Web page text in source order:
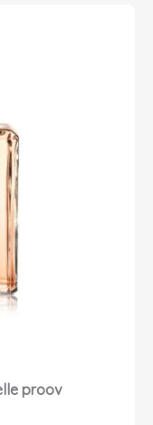
proov